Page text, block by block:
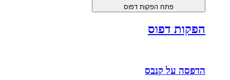
פתח הפקות דפוס
הפקות דפוס
הדפסה על קנבס